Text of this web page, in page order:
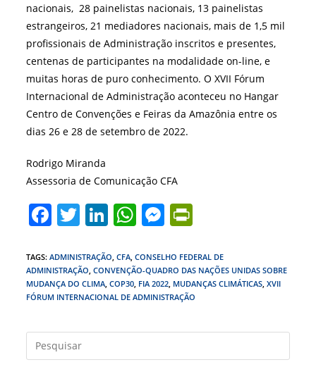
nacionais, 28 painelistas nacionais, 13 painelistas
estrangeiros, 21 mediadores nacionais, mais de 1,5 mil
profissionais de Administração inscritos e presentes,
centenas de participantes na modalidade on-line, e
muitas horas de puro conhecimento. O XVII Fórum
Internacional de Administração aconteceu no Hangar
Centro de Convenções e Feiras da Amazônia entre os
dias 26 e 28 de setembro de 2022.
Rodrigo Miranda
Assessoria de Comunicação CFA
F
c
e
b
o
o
T
itt
er
Li
k
e
dI
n
W
at
s
A
p
M
ss
e
n
g
tF
ri
e
n
TAGS:ADMINISTRAÇÃO CFA CONSELHO FEDERAL DE
ADMINISTRAÇÃO CONVENÇÃO-QUADRO DAS NAÇÕES UNIDAS SOBRE
MUDANÇA DO CLIMA COP30 FIA 2022 MUDANÇAS CLIMÁTICAS XVII
FÓRUM INTERNACIONAL DE ADMINISTRAÇÃO
a